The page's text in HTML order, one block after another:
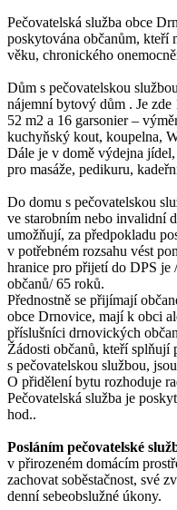
Pečovatelská služba obce
poskytována občanům, kteří
věku, chronického
Dům s pečovatelskou
nájemní bytový dům . Je
52 m2 a 16 garsonier –
kuchyňský kout, koupelna,
Dále je v domě výdejna
pro masáže, pedikuru,
Do domu s pečovatelskou
ve starobním nebo invalidní
umožňují, za předpokladu
v potřebném rozsahu vést
hranice pro přijetí do DPS je
občanů/ 65 roků.
Přednostně se přijímají
obce Drnovice, mají k obci
příslušníci drnovických
Žádosti občanů, kteří
s pečovatelskou službou,
O přidělení bytu rozhoduje
Pečovatelská služba je
hod..
Posláním pečovatelské
v přirozeném domácím
zachovat soběstačnost, své
denní sebeobslužné úkony.